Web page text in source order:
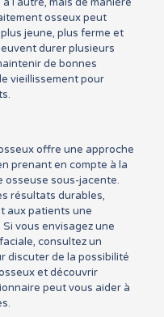
osseux peut
jeune, plus ferme et
durer plusieurs
de bonnes
vieillissement pour
offre une approche
prenant en compte à la
osseuse sous-jacente.
résultats durables,
aux patients une
vous envisagez une
consultez un
discuter de la possibilité
et découvrir
peut vous aider à